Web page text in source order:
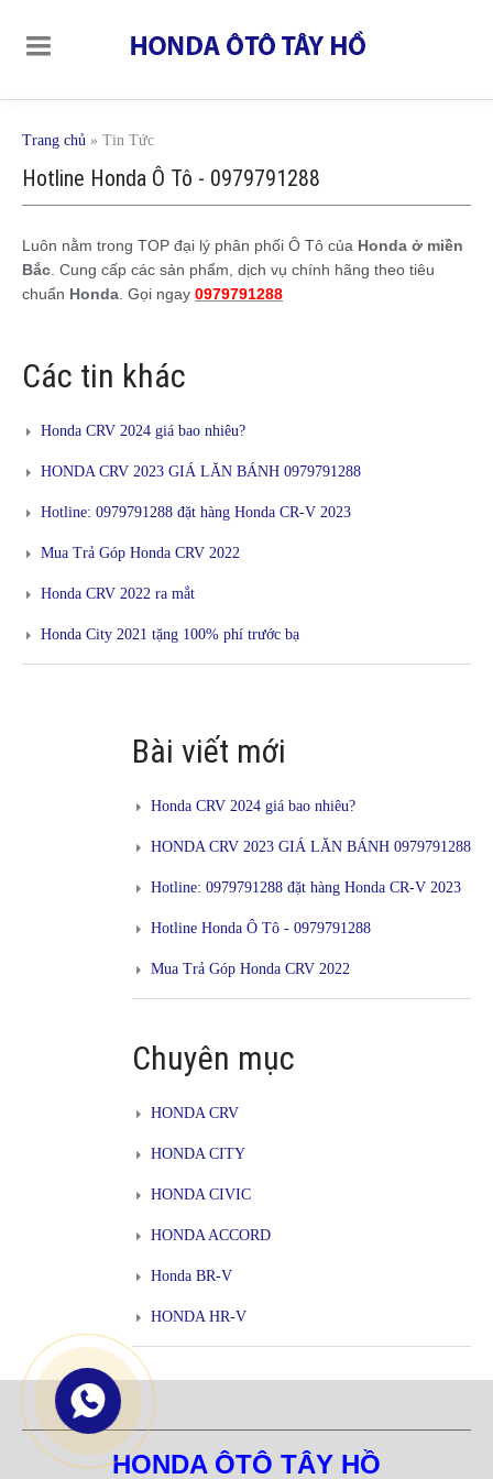
Trang chủ » Tin Tức
Hotline Honda Ô Tô - 0979791288
Luôn nằm trong TOP đại lý phân phối Ô Tô của Honda ở miền
Bắc . Cung cấp các sản phẩm, dịch vụ chính hãng theo tiêu
chuẩn Honda . Gọi ngay 0979791288
Các tin khác
Honda CRV 2024 giá bao nhiêu?
HONDA CRV 2023 GIÁ LĂN BÁNH 0979791288
Hotline: 0979791288 đặt hàng Honda CR-V 2023
Mua Trả Góp Honda CRV 2022
Honda CRV 2022 ra mắt
Honda City 2021 tặng 100% phí trước bạ
Bài viết mới
Honda CRV 2024 giá bao nhiêu?
HONDA CRV 2023 GIÁ LĂN BÁNH 0979791288
Hotline: 0979791288 đặt hàng Honda CR-V 2023
Hotline Honda Ô Tô - 0979791288
Mua Trả Góp Honda CRV 2022
Chuyên mục
HONDA CRV
HONDA CITY
HONDA CIVIC
HONDA ACCORD
Honda BR-V
HONDA HR-V
HONDA ÔTÔ TÂY HỒ